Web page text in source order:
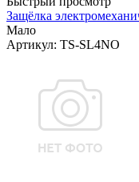
Защёлка
Мало
Артикул: TS-SL4NO